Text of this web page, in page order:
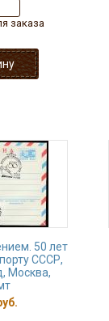
заказа
50 лет
СССР,
Москва,